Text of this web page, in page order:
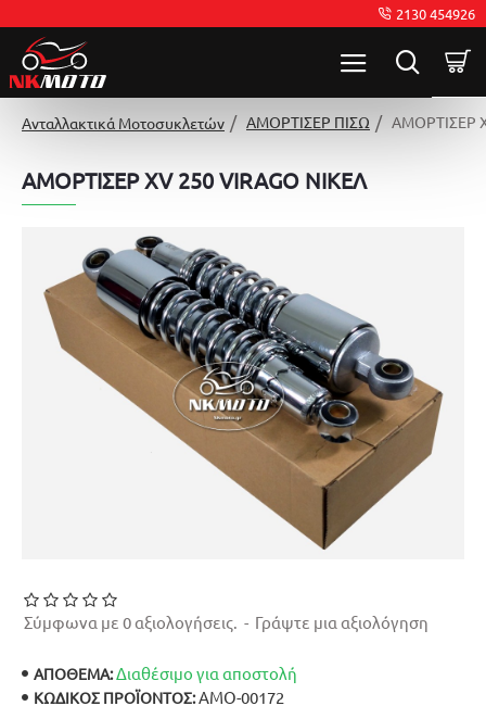
2130 454926
Ανταλλακτικά Μοτοσυκλετών ΑΜΟΡΤΙΣΕΡ ΠΙΣΩ ΑΜΟΡΤΙΣΕΡ
ΑΜΟΡΤΙΣΕΡ XV 250 VIRAGO ΝΙΚΕΛ
ΑΠΟΘΕΜΑ:Διαθέσιμο για αποστολή
ΚΩΔΙΚΌΣ ΠΡΟΪΌΝΤΟΣ:ΑΜΟ-00172
Σύμφωνα με 0 αξιολογήσεις. - Γράψτε μια αξιολόγηση